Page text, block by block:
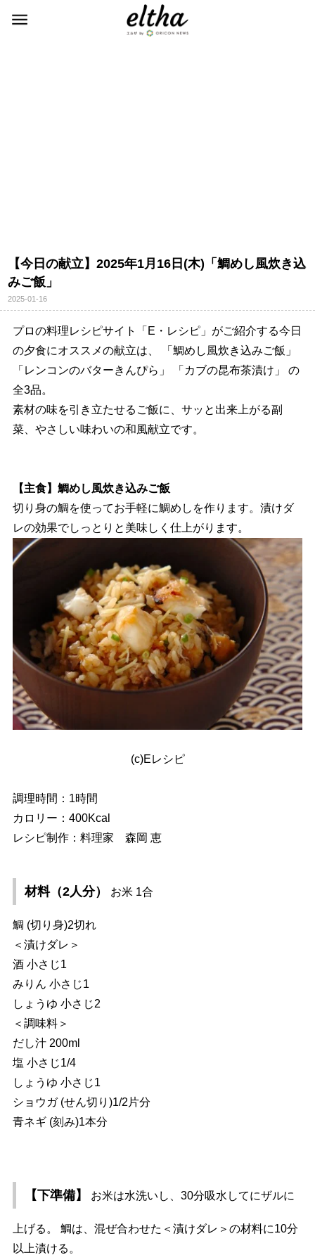
【今日の献立】2025年1月16日(木)「鯛めし風炊き込
みご飯」
2025-01-16
プロの料理レシピサイト「E・レシピ」がご紹介する今日
の夕食にオススメの献立は、 「鯛めし風炊き込みご飯」
「レンコンのバターきんぴら」 「カブの昆布茶漬け」 の
全3品。
素材の味を引き立たせるご飯に、サッと出来上がる副
菜、やさしい味わいの和風献立です。
【主食】鯛めし風炊き込みご飯
切り身の鯛を使ってお手軽に鯛めしを作ります。漬けダ
レの効果でしっとりと美味しく仕上がります。
(c)Eレシピ
調理時間：1時間
カロリー：400Kcal
レシピ制作：料理家 森岡 恵
材料（2人分） お米 1合
鯛 (切り身)2切れ
＜漬けダレ＞
酒 小さじ1
みりん 小さじ1
しょうゆ 小さじ2
＜調味料＞
だし汁 200ml
塩 小さじ1/4
しょうゆ 小さじ1
ショウガ (せん切り)1/2片分
青ネギ (刻み)1本分
【下準備】 お米は水洗いし、30分吸水してにザルに
上げる。 鯛は、混ぜ合わせた＜漬けダレ＞の材料に10分
以上漬ける。